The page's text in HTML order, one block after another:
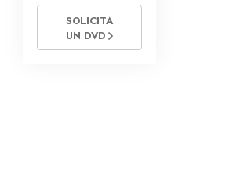
SOLICITA
UN DVD